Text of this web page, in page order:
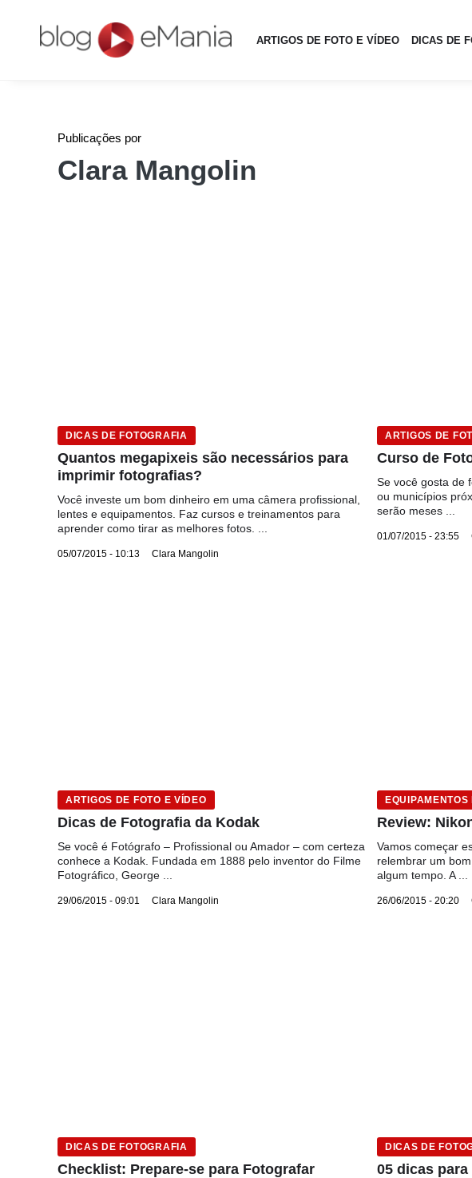
ARTIGOS DE FOTO E VÍDEO DICAS DE
Publicações por
Clara Mangolin
DICAS DE FOTOGRAFIA
Quantos megapixeis são necessários para
imprimir fotografias?
Você investe um bom dinheiro em uma câmera profissional,
lentes e equipamentos. Faz cursos e treinamentos para
aprender como tirar as melhores fotos. ...
05/07/2015 - 10:13 Clara Mangolin
ARTIGOS DE
Curso de
Se você gosta de
ou municípios
serão meses ...
01/07/2015 - 23:55
ARTIGOS DE FOTO E VÍDEO
Dicas de Fotografia da Kodak
Se você é Fotógrafo – Profissional ou Amador – com certeza
conhece a Kodak. Fundada em 1888 pelo inventor do Filme
Fotográfico, George ...
29/06/2015 - 09:01 Clara Mangolin
Review:
Vamos começar
relembrar um
algum tempo. A ...
26/06/2015 - 20:20
DICAS DE FOTOGRAFIA
Checklist: Prepare-se para Fotografar
DICAS DE
05 dicas